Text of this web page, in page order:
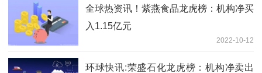
全球热资讯！紫燕食品龙虎榜：机构净买
入1.15亿元
2022-10-12
环球快讯:荣盛石化龙虎榜：机构净卖出